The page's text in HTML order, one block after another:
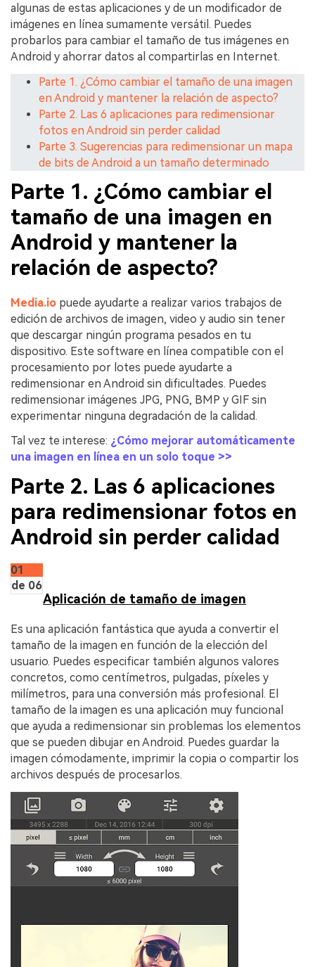
algunas de estas aplicaciones y de un modificador de
imágenes en línea sumamente versátil. Puedes
probarlos para cambiar el tamaño de tus imágenes en
Android y ahorrar datos al compartirlas en Internet.
Parte 1. ¿Cómo cambiar el tamaño de una imagen
en Android y mantener la relación de aspecto?
Parte 2. Las 6 aplicaciones para redimensionar
fotos en Android sin perder calidad
Parte 3. Sugerencias para redimensionar un mapa
de bits de Android a un tamaño determinado
Parte 1. ¿Cómo cambiar el
tamaño de una imagen en
Android y mantener la
relación de aspecto?
Media.io puede ayudarte a realizar varios trabajos de
edición de archivos de imagen, video y audio sin tener
que descargar ningún programa pesados en tu
dispositivo. Este software en línea compatible con el
procesamiento por lotes puede ayudarte a
redimensionar en Android sin dificultades. Puedes
redimensionar imágenes JPG, PNG, BMP y GIF sin
experimentar ninguna degradación de la calidad.
Tal vez te interese: ¿Cómo mejorar automáticamente
una imagen en línea en un solo toque >>
Parte 2. Las 6 aplicaciones
para redimensionar fotos en
Android sin perder calidad
01
de 06
Aplicación de tamaño de imagen
Es una aplicación fantástica que ayuda a convertir el
tamaño de la imagen en función de la elección del
usuario. Puedes especificar también algunos valores
concretos, como centímetros, pulgadas, píxeles y
milímetros, para una conversión más profesional. El
tamaño de la imagen es una aplicación muy funcional
que ayuda a redimensionar sin problemas los elementos
que se pueden dibujar en Android. Puedes guardar la
imagen cómodamente, imprimir la copia o compartir los
archivos después de procesarlos.